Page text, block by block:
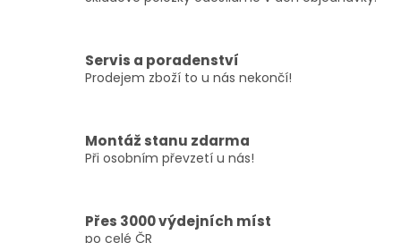
Servis a poradenství
Prodejem zboží to u nás nekončí!
Montáž stanu zdarma
Při osobním převzetí u nás!
Přes 3000 výdejních míst
po celé ČR